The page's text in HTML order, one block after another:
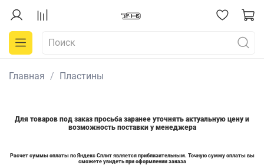
Главная Пластины
Для товаров под заказ просьба заранее уточнять актуальную цену и
возможность поставки у менеджера
Расчет суммы оплаты по Яндекс Сплит является приблизительным. Точную сумму оплаты вы
сможете увидеть при оформлении заказа